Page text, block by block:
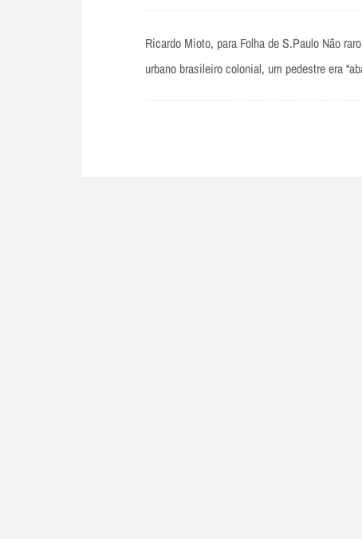
Ricardo Mioto, para Folha de S.Paulo Não
urbano brasileiro colonial, um pedestre era